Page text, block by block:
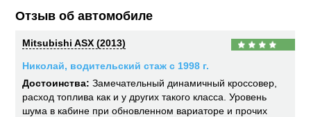
Отзыв об автомобиле
Mitsubishi ASX (2013)
Николай, водительский стаж с 1998 г.
Достоинства: Замечательный динамичный кроссовер,
расход топлива как и у других такого класса. Уровень
шума в кабине при обновленном вариаторе и прочих